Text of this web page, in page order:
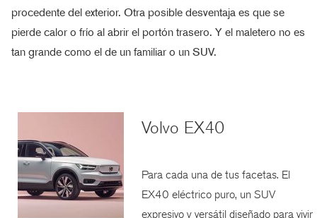
procedente del exterior. Otra posible desventaja es que se
pierde calor o frío al abrir el portón trasero. Y el maletero no es
tan grande como el de un familiar o un SUV.
Volvo EX40
Para cada una de tus facetas. El
EX40 eléctrico puro, un SUV
expresivo y versátil diseñado para vivir